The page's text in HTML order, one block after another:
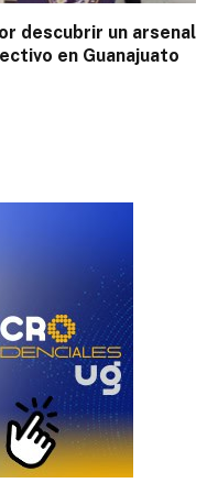
descubrir un arsenal
en Guanajuato